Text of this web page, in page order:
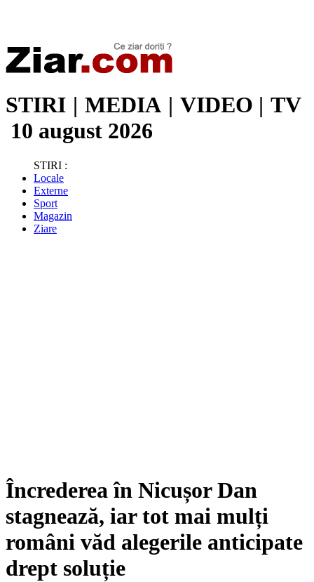
STIRI | MEDIA | VIDEO | TV
10 august 2026
STIRI :
Locale
Externe
Sport
Magazin
Ziare
Încrederea în Nicușor Dan
stagnează, iar tot mai mulți
români văd alegerile anticipate
drept soluție